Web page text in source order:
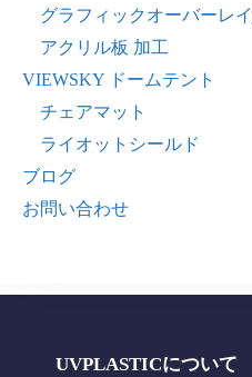
グラフィックオーバーレ
アクリル板 加工
VIEWSKY ドームテント
チェアマット
ライオットシールド
ブログ
お問い合わせ
UVPLASTICについて